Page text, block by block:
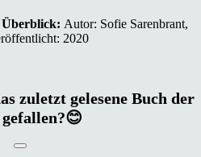
Autor: Sofie Sarenbrant,
2020
zuletzt gelesene Buch der